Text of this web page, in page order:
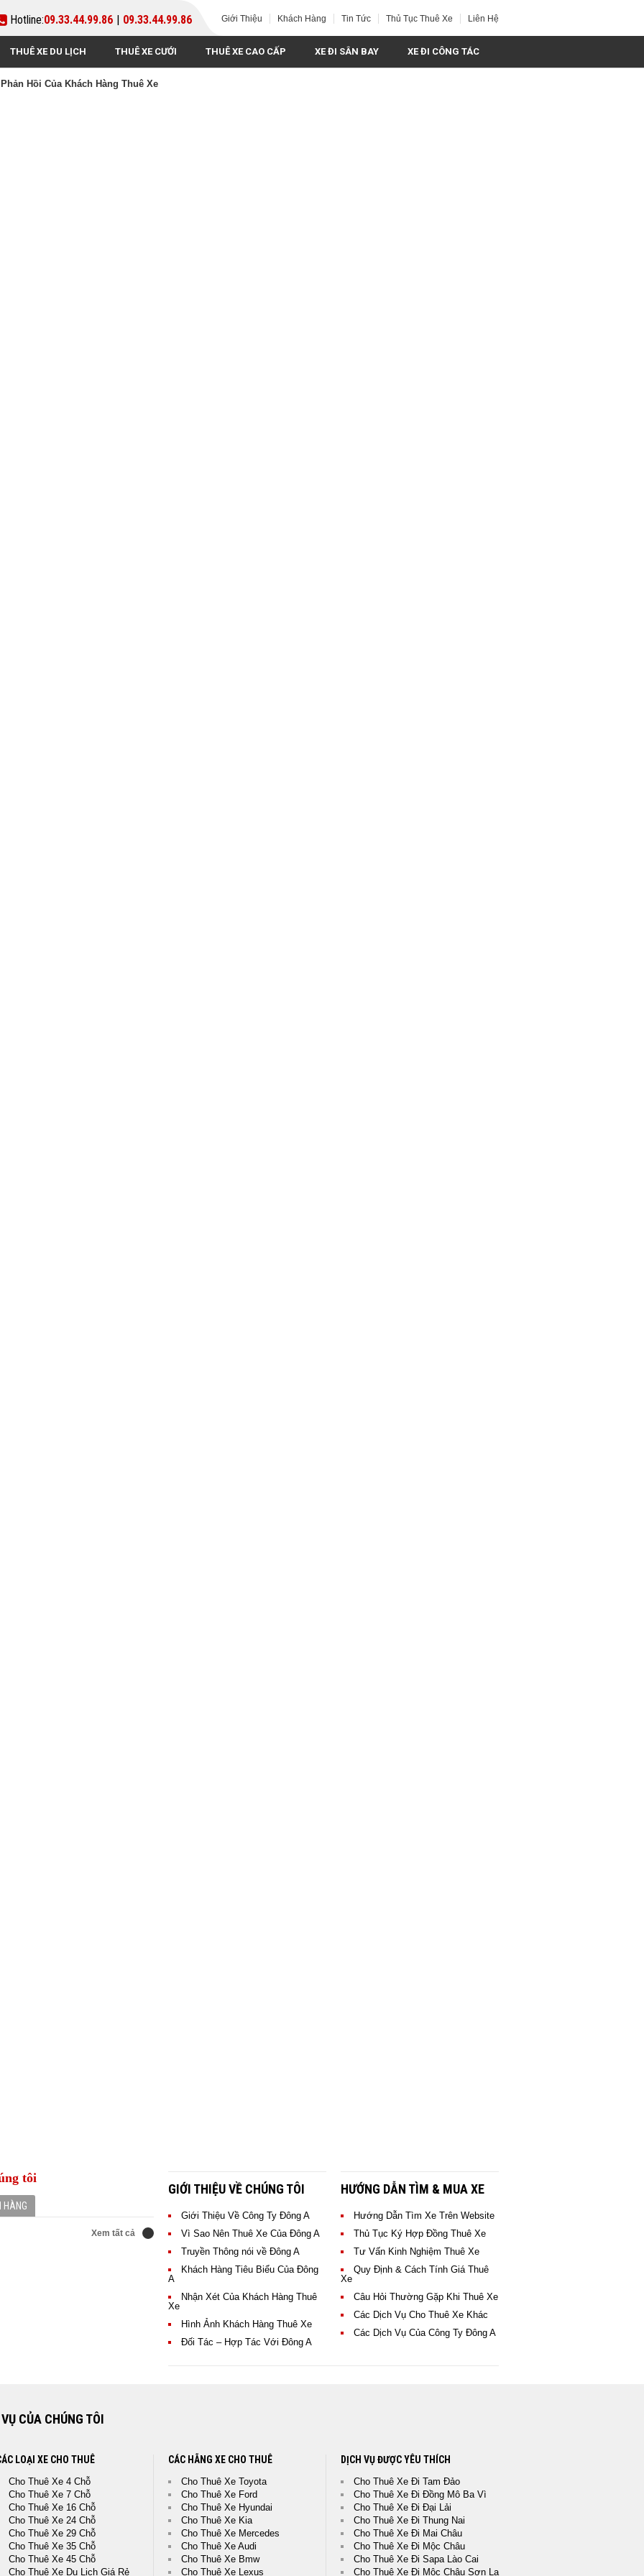
Hotline:09.33.44.99.86 | 09.33.44.99.86 Giới Thiệu Khách Hàng Tin Tức Thủ Tục Thuê Xe Liên Hệ
THUÊ XE DU LỊCH THUÊ XE CƯỚI THUÊ XE CAO CẤP XE ĐI SÂN BAY XE ĐI CÔNG TÁC
Hồi Của Khách Hàng Thuê Xe
tôi
HÀNG
ty, tập đoàn, các hội nghị
Xem tất cả
Các Vị Khách Nổi Tiếng
Thuê Xe Của ĐÔNG A
TRANS
Xem
GIỚI THIỆU VỀ CHÚNG TÔI
Giới Thiệu Về Công Ty Đông A
Vì Sao Nên Thuê Xe Của Đông A
Truyền Thông nói về Đông A
Khách Hàng Tiêu Biểu Của Đông
A
Nhận Xét Của Khách Hàng Thuê
Xe
Hình Ảnh Khách Hàng Thuê Xe
Đối Tác – Hợp Tác Với Đông A
HƯỚNG DẪN TÌM & MUA XE
Hướng Dẫn Tìm Xe Trên Website
Thủ Tục Ký Hợp Đồng Thuê Xe
Tư Vấn Kinh Nghiệm Thuê Xe
Quy Định & Cách Tính Giá Thuê
Xe
Câu Hỏi Thường Gặp Khi Thuê Xe
Các Dịch Vụ Cho Thuê Xe Khác
Các Dịch Vụ Của Công Ty Đông A
CỦA CHÚNG TÔI
LOẠI XE CHO THUÊ
Cho Thuê Xe 4 Chỗ
Cho Thuê Xe 7 Chỗ
Cho Thuê Xe 16 Chỗ
Cho Thuê Xe 24 Chỗ
Cho Thuê Xe 29 Chỗ
Cho Thuê Xe 35 Chỗ
Cho Thuê Xe 45 Chỗ
Cho Thuê Xe Du Lịch Giá Rẻ
CÁC HÃNG XE CHO THUÊ
Cho Thuê Xe Toyota
Cho Thuê Xe Ford
Cho Thuê Xe Hyundai
Cho Thuê Xe Kia
Cho Thuê Xe Mercedes
Cho Thuê Xe Audi
Cho Thuê Xe Bmw
Cho Thuê Xe Lexus
DỊCH VỤ ĐƯỢC YÊU THÍCH
Cho Thuê Xe Đi Tam Đảo
Cho Thuê Xe Đi Đồng Mô Ba Vì
Cho Thuê Xe Đi Đại Lải
Cho Thuê Xe Đi Thung Nai
Cho Thuê Xe Đi Mai Châu
Cho Thuê Xe Đi Mộc Châu
Cho Thuê Xe Đi Sapa Lào Cai
Cho Thuê Xe Đi Mộc Châu Sơn La